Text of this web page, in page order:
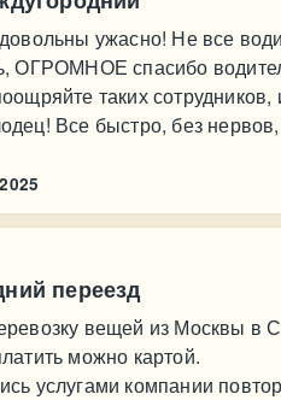
ужасно! Не все
ОГРОМНОЕ спасибо
таких
Все быстро, без
переезд
вещей из Москвы в
можно картой.
услугами компании